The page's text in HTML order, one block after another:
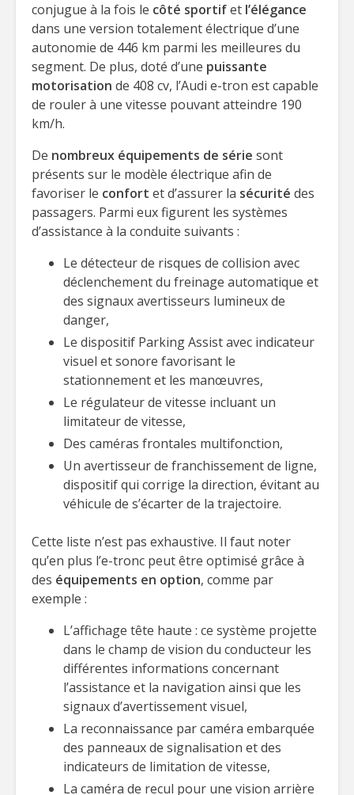
conjugue à la fois le côté sportifet l’élégance
dans une version totalement électrique d’une
autonomie de 446 km parmi les meilleures du
segment. De plus, doté d’une puissante
motorisation de 408 cv, l’Audi e-tron est capable
de rouler à une vitesse pouvant atteindre 190
km/h.
De nombreux équipements de série sont
présents sur le modèle électrique afin de
favoriser le confort et d’assurer la sécurité des
passagers. Parmi eux figurent les systèmes
d’assistance à la conduite suivants :
Le détecteur de risques de collision avec
déclenchement du freinage automatique et
des signaux avertisseurs lumineux de
danger,
Le dispositif Parking Assist avec indicateur
visuel et sonore favorisant le
stationnement et les manœuvres,
Le régulateur de vitesse incluant un
limitateur de vitesse,
Des caméras frontales multifonction,
Un avertisseur de franchissement de ligne,
dispositif qui corrige la direction, évitant au
véhicule de s’écarter de la trajectoire.
Cette liste n’est pas exhaustive. Il faut noter
qu’en plus l’e-tronc peut être optimisé grâce à
des équipements en option, comme par
exemple :
L’affichage tête haute : ce système projette
dans le champ de vision du conducteur les
différentes informations concernant
l’assistance et la navigation ainsi que les
signaux d’avertissement visuel,
La reconnaissance par caméra embarquée
des panneaux de signalisation et des
indicateurs de limitation de vitesse,
La caméra de recul pour une vision arrière